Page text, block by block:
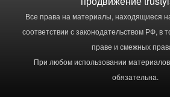
Все права на материалы, находящиеся
соответствии с законодательством РФ, в
праве и смежных
При любом использовании
обязательна.